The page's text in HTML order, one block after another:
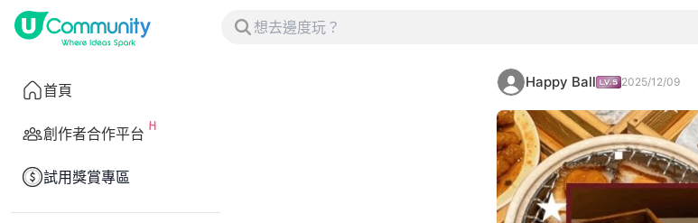
首頁
創作者合作平台
試用獎賞專區
Happy Ball 2025/12/09